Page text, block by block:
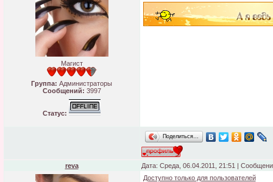
Магист
Группа: Администраторы
Сообщений: 3997
Статус:
Поделиться…
reva Дата: Среда, 06.04.2011, 21:51 |
Доступно только для пользователей